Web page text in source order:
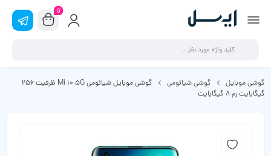
0
گوشی موبایل گوشی شیائومی
گوشی موبایل شیائومی Mi 10 5G ظرفیت 256
گیگابایت رم 8 گیگابایت